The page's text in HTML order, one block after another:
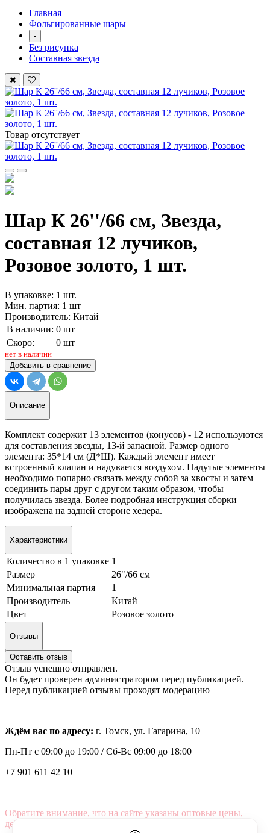
Главная
Фольгированные шары
-
Без рисунка
Составная звезда
Товар отсутствует
Шар К 26''/66 см, Звезда,
составная 12 лучиков,
Розовое золото, 1 шт.
В упаковке: 1 шт.
Мин. партия: 1 шт
Производитель: Китай
В наличии: 0 шт
Скоро:
0 шт
нет в наличии
Добавить в сравнение
Описание
Комплект содержит 13 элементов (конусов) - 12 используются
для составления звезды, 13-й запасной. Размер одного
элемента: 35*14 см (Д*Ш). Каждый элемент имеет
встроенный клапан и надувается воздухом. Надутые элементы
необходимо попарно связать между собой за хвосты и затем
соединить пары друг с другом таким образом, чтобы
получилась звезда. Более подробная инструкция сборки
изображена на задней стороне хедера.
Характеристики
Количество в 1 упаковке 1
Размер
26"/66 см
Минимальная партия
1
Производитель
Китай
Цвет
Розовое золото
Отзывы
Оставить отзыв
Отзыв успешно отправлен.
Он будет проверен администратором перед публикацией.
Перед публикацией отзывы проходят модерацию
Ждём вас по адресу: г. Томск, ул. Гагарина, 10
Пн-Пт с 09:00 до 19:00 /Сб-Вс 09:00 до 18:00
+7 901 611 42 10
Обратите внимание, что на сайте указаны оптовые цены,
действующие при первом заказе от 3000 рублей.